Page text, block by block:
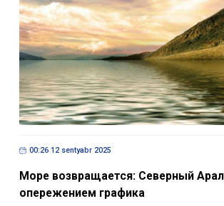
00:26 12 sentyabr 2025
Море возвращается: Северный Арал
опережением графика